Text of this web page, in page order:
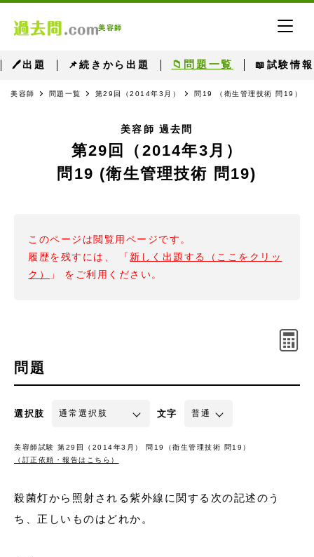
美容師
🖊出題 📌続きから出題 📁問題一覧 📖試験情報
美容師 問題一覧 第29回（2014年3月） 問19 （衛生管理技術 問19）
美容師 過去問
第29回（2014年3月）
問19 (衛生管理技術 問19)
このページは閲覧用ページです。
履歴を残すには、 「 新しく出題する（ここをクリッ
ク）
」 をご利用ください。
問題
選択肢 文字
美容師試験 第29回（2014年3月） 問19（衛生管理技術 問19）
（訂正依頼・報告はこちら）
殺菌灯から照射される紫外線に関する次の記述のう
ち、正しいものはどれか。